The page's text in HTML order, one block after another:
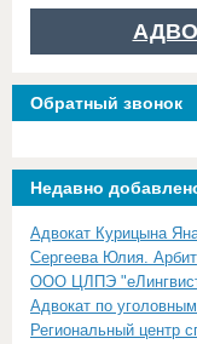
Обратный звонок
Недавно
Адвокат Курицына
Сергеева Юлия.
ООО ЦЛПЭ
Адвокат по
Региональный центр